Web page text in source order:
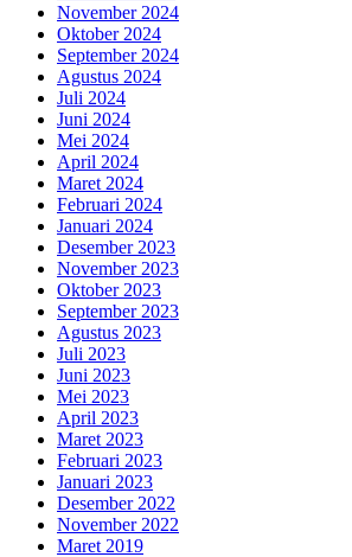
November 2024
Oktober 2024
September 2024
Agustus 2024
Juli 2024
Juni 2024
Mei 2024
April 2024
Maret 2024
Februari 2024
Januari 2024
Desember 2023
November 2023
Oktober 2023
September 2023
Agustus 2023
Juli 2023
Juni 2023
Mei 2023
April 2023
Maret 2023
Februari 2023
Januari 2023
Desember 2022
November 2022
Maret 2019